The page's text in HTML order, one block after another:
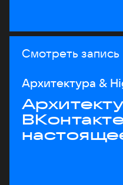
Смотреть запись
Архитектура &